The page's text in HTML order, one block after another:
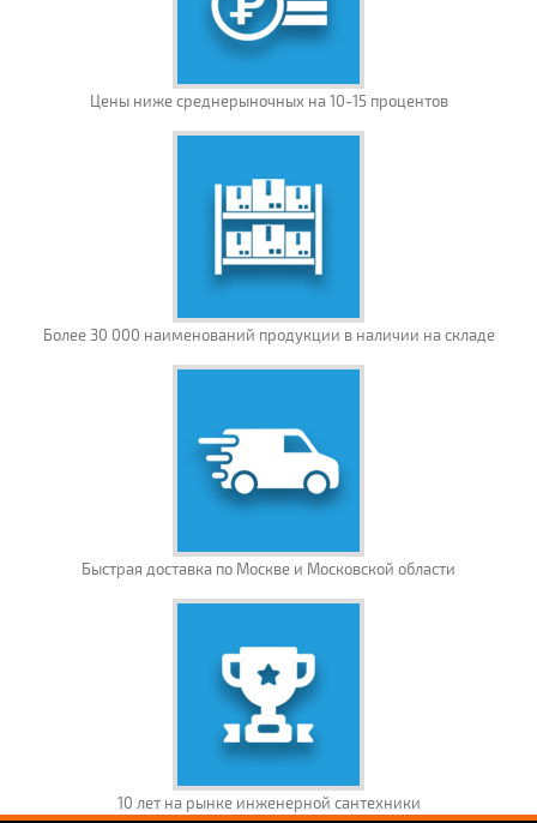
Цены ниже среднерыночных на 10-15 процентов
Более 30 000 наименований продукции в наличии на складе
Быстрая доставка по Москве и Московской области
10 лет на рынке инженерной сантехники